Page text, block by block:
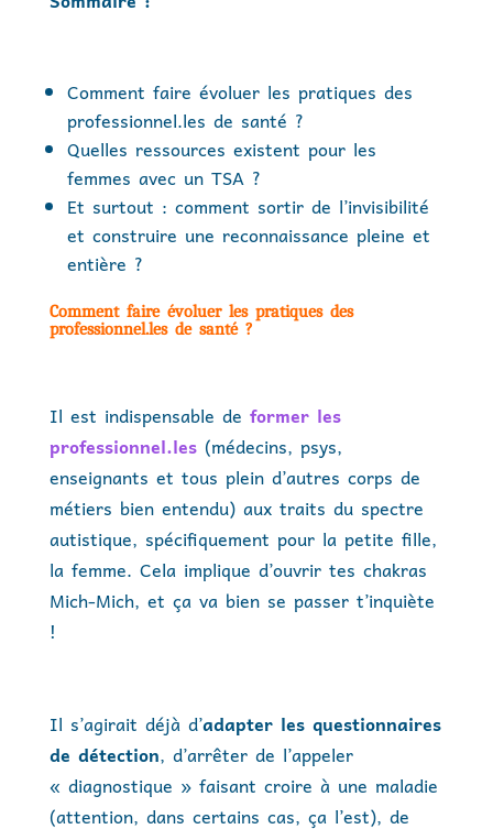
Comment faire évoluer les pratiques des
professionnel.les de santé ?
Quelles ressources existent pour les
femmes avec un TSA ?
Et surtout : comment sortir de l’invisibilité
et construire une reconnaissance pleine et
entière ?
Comment faire évoluer les pratiques des
professionnel.les de santé ?
Il est indispensable de former les
professionnel.les(médecins, psys,
enseignants et tous plein d’autres corps de
métiers bien entendu) aux traits du spectre
autistique, spécifiquement pour la petite fille,
la femme. Cela implique d’ouvrir tes chakras
Mich-Mich, et ça va bien se passer t’inquiète
!
Il s’agirait déjà d’adapter les questionnaires
de détection, d’arrêter de l’appeler
« diagnostique » faisant croire à une maladie
(attention, dans certains cas, ça l’est), de